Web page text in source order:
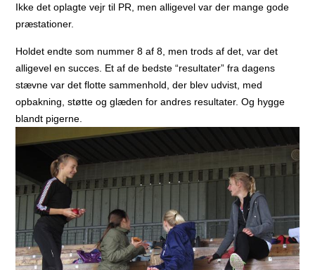
Ikke det oplagte vejr til PR, men alligevel var der mange gode
præstationer.
Holdet endte som nummer 8 af 8, men trods af det, var det
alligevel en succes. Et af de bedste “resultater” fra dagens
stævne var det flotte sammenhold, der blev udvist, med
opbakning, støtte og glæden for andres resultater. Og hygge
blandt pigerne.